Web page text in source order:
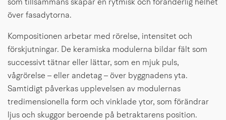
som tillsammans skapar en rytmisk och föränderlig helhet
över fasadytorna.
Kompositionen arbetar med rörelse, intensitet och
förskjutningar. De keramiska modulerna bildar fält som
successivt tätnar eller lättar, som en mjuk puls,
vågrörelse – eller andetag – över byggnadens yta.
Samtidigt påverkas upplevelsen av modulernas
tredimensionella form och vinklade ytor, som förändrar
ljus och skuggor beroende på betraktarens position.